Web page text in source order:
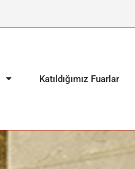
Katıldığımız Fuarlar